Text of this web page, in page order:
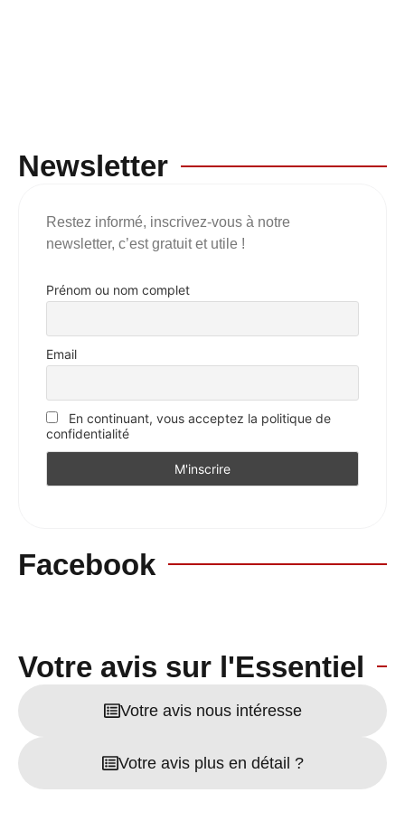
Newsletter
Restez informé, inscrivez-vous à notre
newsletter, c’est gratuit et utile !
Prénom ou nom complet
Email
En continuant, vous acceptez la politique de
confidentialité
Facebook
Votre avis sur l'Essentiel
Votre avis nous intéresse
Votre avis plus en détail ?